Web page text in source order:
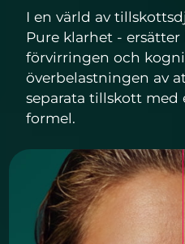
✔ Sund blodbildning¹⁴
I en värld av
Pure klarhet - ersätter
förvirringen och
överbelastningen av
separata tillskott
formel.